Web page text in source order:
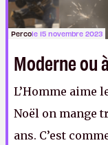
Percole 15 novembre 2023
Moderne ou
L’Homme aime
Noël on mange
ans. C’est